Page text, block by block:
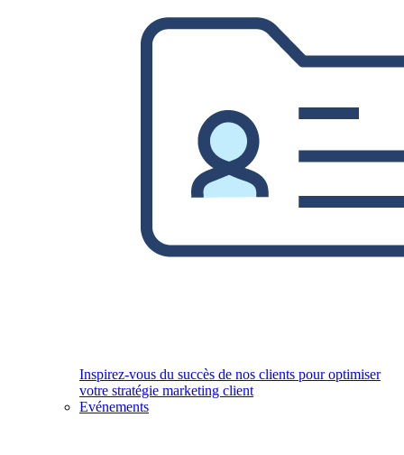
Inspirez-vous du succès de nos clients pour optimiser
votre stratégie marketing client
Evénements